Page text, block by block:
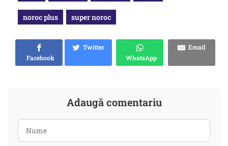
noroc plus super noroc
Facebook
Twitter
WhatsApp
Email
Adaugă comentariu